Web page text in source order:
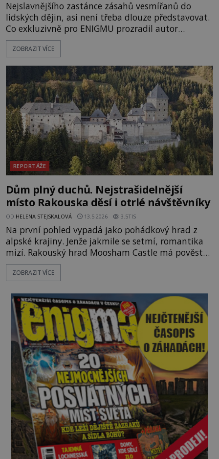
Nejslavnějšího zastánce zásahů vesmířanů do
lidských dějin, asi není třeba dlouze představovat.
Co exkluzivně pro ENIGMU prozradil autor
Vzpomínek na budoucnost, švýcarský badatel
Erich von Däniken? Orbitální stanice Viking 1
je umělá družice od povrchu Marsu vzdálena asi
1873 kilometrů, nachá
ZOBRAZIT VÍCE
REPORTÁŽE
Dům plný duchů. Nejstrašidelnější
místo Rakouska děsí i otrlé návštěvníky
OD HELENA STEJSKALOVÁ 13.5.2026 3.5TIS
Na první pohled vypadá jako pohádkový hrad z
alpské krajiny. Jenže jakmile se setmí, romantika
mizí. Rakouský hrad Moosham Castle má pověst
nejděsivějšího domu v celé zemi. Lidé tu údajně
slyší kroky v prázdných chodbách, šeptání ze zdí i
temná minulost mohla zanechat něco, co se
dodnes nepodařilo vysvětlit. Kamenný hrad stojí v
horách Salcburska u
ZOBRAZIT VÍCE